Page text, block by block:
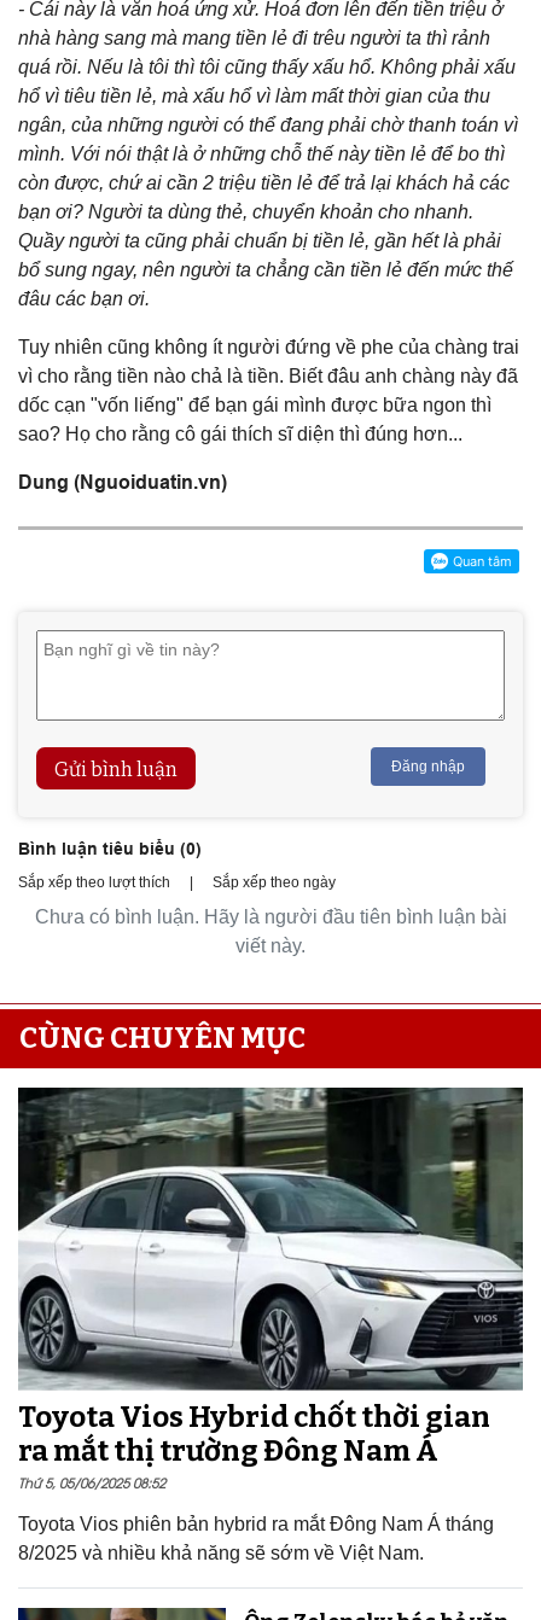
- Cái này là văn hoá ứng xử. Hoá đơn lên đến tiền triệu ở
nhà hàng sang mà mang tiền lẻ đi trêu người ta thì rảnh
quá rồi. Nếu là tôi thì tôi cũng thấy xấu hổ. Không phải xấu
hổ vì tiêu tiền lẻ, mà xấu hổ vì làm mất thời gian của thu
ngân, của những người có thể đang phải chờ thanh toán vì
mình. Với nói thật là ở những chỗ thế này tiền lẻ để bo thì
còn được, chứ ai cần 2 triệu tiền lẻ để trả lại khách hả các
bạn ơi? Người ta dùng thẻ, chuyển khoản cho nhanh.
Quầy người ta cũng phải chuẩn bị tiền lẻ, gần hết là phải
bổ sung ngay, nên người ta chẳng cần tiền lẻ đến mức thế
đâu các bạn ơi.
Tuy nhiên cũng không ít người đứng về phe của chàng trai
vì cho rằng tiền nào chả là tiền. Biết đâu anh chàng này đã
dốc cạn "vốn liếng" để bạn gái mình được bữa ngon thì
sao? Họ cho rằng cô gái thích sĩ diện thì đúng hơn...
Dung (Nguoiduatin.vn)
Gửi bình luận Đăng nhập
Bình luận tiêu biểu (0)
Sắp xếp theo lượt thích Sắp xếp theo ngày
Chưa có bình luận. Hãy là người đầu tiên bình luận bài
viết này.
CÙNG CHUYÊN MỤC
Toyota Vios Hybrid chốt thời gian
ra mắt thị trường Đông Nam Á
Thứ 5, 05/06/2025 08:52
Toyota Vios phiên bản hybrid ra mắt Đông Nam Á tháng
8/2025 và nhiều khả năng sẽ sớm về Việt Nam.